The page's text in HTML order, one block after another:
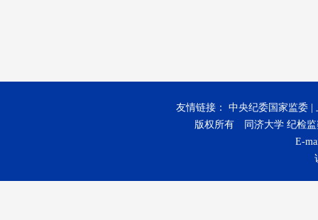
友情链接： 中央纪委国家监委|
版权所有 同济大学 纪检监
E-